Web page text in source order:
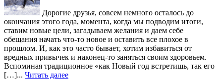
Дорогие друзья, совсем немного осталось до
окончания этого года, момента, когда мы подводим итоги,
ставим новые цели, загадываем желания и даем себе
обещания начать что-то новое и оставить все плохое в
прошлом. И, как это часто бывает, хотим избавиться от
вредных привычек и наконец-то заняться своим здоровьем.
Вспоминая традиционное «как Новый год встретишь, так его
[…]... Читать далее